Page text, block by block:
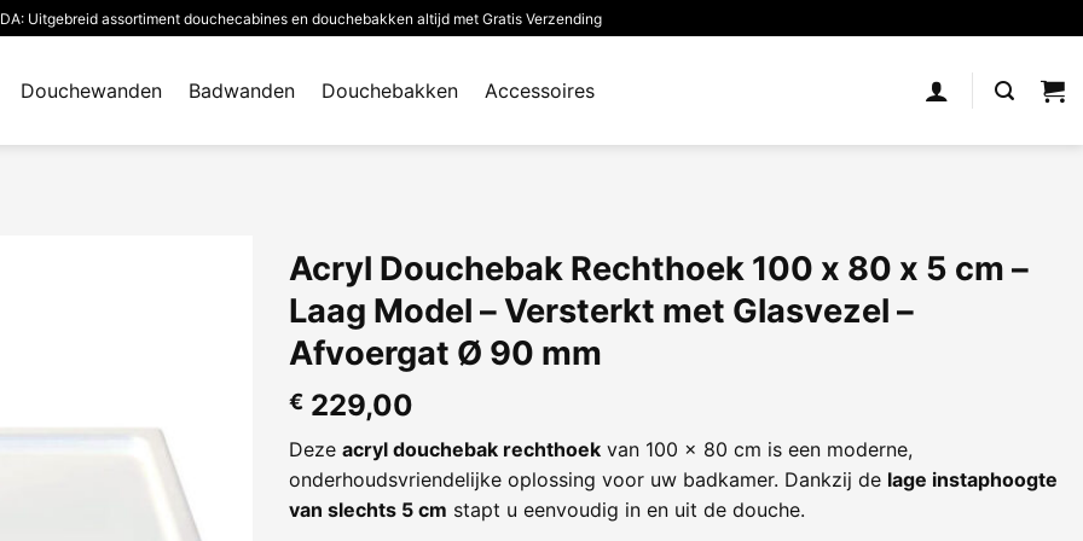
Uitgebreid assortiment douchecabines en douchebakken altijd met Gratis Verzending
Douchewanden Badwanden Douchebakken Accessoires
Acryl Douchebak Rechthoek 100 x 80 x 5 cm –
Laag Model – Versterkt met Glasvezel –
Afvoergat Ø 90 mm
€ 229,00
Deze acryl douchebak rechthoek van 100 x 80 cm is een moderne,
onderhoudsvriendelijke oplossing voor uw badkamer. Dankzij de lage instaphoogte
van slechts 5 cm stapt u eenvoudig in en uit de douche.